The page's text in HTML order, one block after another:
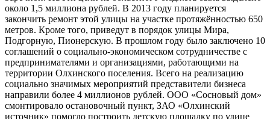
около 1,5 миллиона рублей. В 2013 году планируется
закончить ремонт этой улицы на участке протяжённостью 650
метров. Кроме того, приведут в порядок улицы Мира,
Подгорную, Пионерскую. В прошлом году было заключено 10
соглашений о социально-экономическом сотрудничестве с
предпринимателями и организациями, работающими на
территории Олхинского поселения. Всего на реализацию
социально значимых мероприятий представители бизнеса
направили более 4 миллионов рублей. ООО «Сосновый дом»
смонтировало остановочный пункт, ЗАО «Олхинский
источник» помогло построить детскую площадку по улице